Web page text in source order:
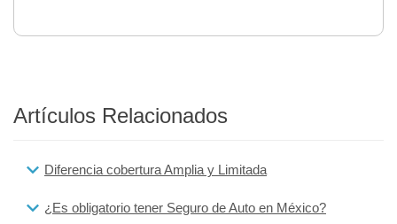
Artículos Relacionados
Diferencia cobertura Amplia y Limitada
¿Es obligatorio tener Seguro de Auto en México?